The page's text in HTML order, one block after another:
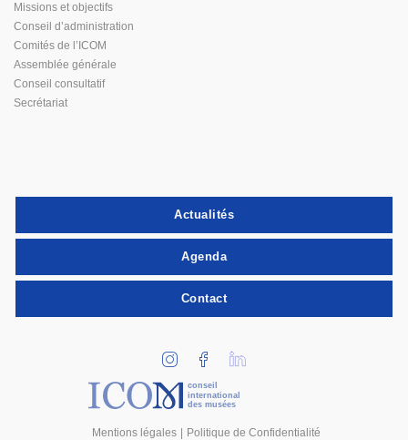
Missions et objectifs
Conseil d’administration
Comités de l’ICOM
Assemblée générale
Conseil consultatif
Secrétariat
Actualités
Agenda
Contact
conseil
international
des musées
Mentions légales Politique de Confidentialité